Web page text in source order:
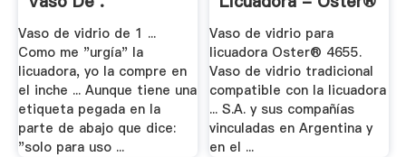
Vaso de vidrio de 1 ...
Como me "urgía" la
licuadora, yo la compre en
el inche ... Aunque tiene una
etiqueta pegada en la
parte de abajo que dice:
"solo para uso ...
.
Vaso de vidrio para
licuadora Oster® 4655.
Vaso de vidrio tradicional
compatible con la licuadora
... S.A. y sus compañías
vinculadas en Argentina y
en el ...